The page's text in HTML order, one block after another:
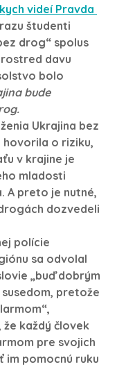
videí Pravda
študenti
drog“ spolus
davu
bolo
bude
Ukrajina bez
o riziku,
v krajine je
mladosti
A preto je nutné,
dozvedeli
polície
sa odvolal
„buď dobrým
pretože
že každý človek
pre svojich
im pomocnú ruku